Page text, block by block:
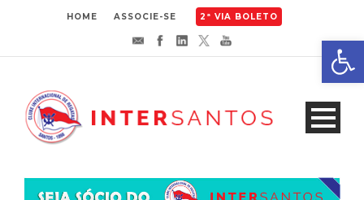
HOME ASSOCIE-SE 2ª VIA BOLETO
Abrir